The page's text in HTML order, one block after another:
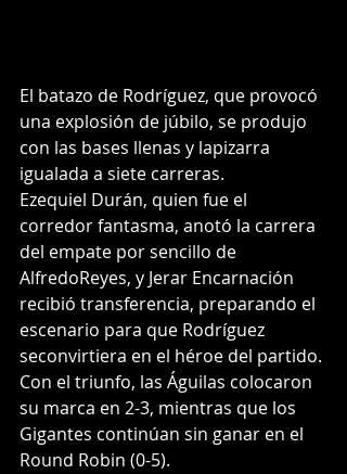
El batazo de Rodríguez, que provocó
una explosión de júbilo, se produjo
con las bases llenas y lapizarra
igualada a siete carreras.
Ezequiel Durán, quien fue el
corredor fantasma, anotó la carrera
del empate por sencillo de
AlfredoReyes, y Jerar Encarnación
recibió transferencia, preparando el
escenario para que Rodríguez
seconvirtiera en el héroe del partido.
Con el triunfo, las Águilas colocaron
su marca en 2-3, mientras que los
Gigantes continúan sin ganar en el
Round Robin (0-5).